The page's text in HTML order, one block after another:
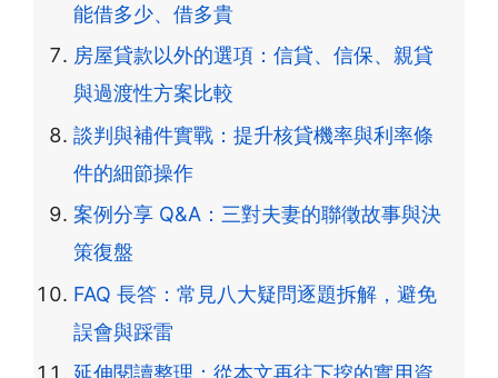
能借多少、借多貴
房屋貸款以外的選項：信貸、信保、親貸
與過渡性方案比較
談判與補件實戰：提升核貸機率與利率條
件的細節操作
案例分享 Q&A：三對夫妻的聯徵故事與決
策復盤
FAQ 長答：常見八大疑問逐題拆解，避免
誤會與踩雷
延伸閱讀整理：從本文再往下挖的實用資